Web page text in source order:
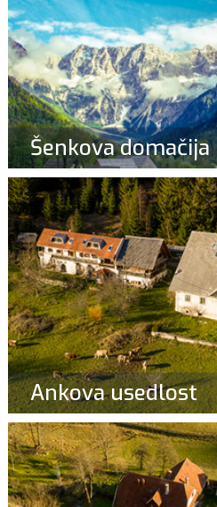
Šenkova domačija
Ankova usedlost